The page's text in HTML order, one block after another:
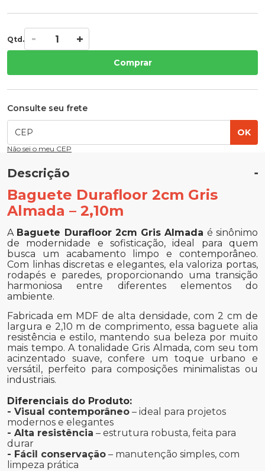
Qtd.
Comprar
Consulte seu frete
OK
Não sei o meu CEP
Descrição
Baguete Durafloor 2cm Gris
Almada – 2,10m
A Baguete Durafloor 2cm Gris Almada é sinônimo
de modernidade e sofisticação, ideal para quem
busca um acabamento limpo e contemporâneo.
Com linhas discretas e elegantes, ela valoriza portas,
rodapés e paredes, proporcionando uma transição
harmoniosa entre diferentes elementos do
ambiente.
Fabricada em MDF de alta densidade, com 2 cm de
largura e 2,10 m de comprimento, essa baguete alia
resistência e estilo, mantendo sua beleza por muito
mais tempo. A tonalidade Gris Almada, com seu tom
acinzentado suave, confere um toque urbano e
versátil, perfeito para composições minimalistas ou
industriais.
Diferenciais do Produto:
- Visual contemporâneo – ideal para projetos
modernos e elegantes
- Alta resistência – estrutura robusta, feita para
durar
- Fácil conservação – manutenção simples, com
limpeza prática